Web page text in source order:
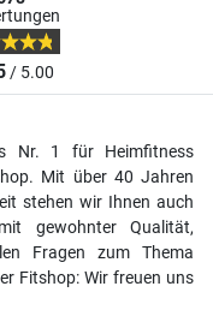
/ 5.00
Nr. 1 für Heimfitness
Mit über 40 Jahren
stehen wir Ihnen auch
gewohnter Qualität,
Fragen zum Thema
Fitshop: Wir freuen uns